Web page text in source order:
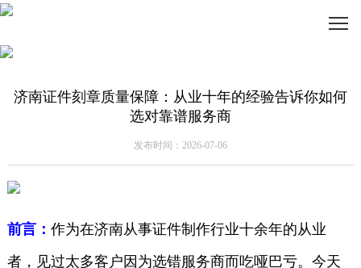
济南证件刻章质量保障：从业十年的经验告诉你如何
选对靠谱服务商
发布时间：2026-07-06
前言： 作为在济南从事证件制作行业十余年的从业
者，见过太多客户因为选错服务商而吃哑巴亏。今天